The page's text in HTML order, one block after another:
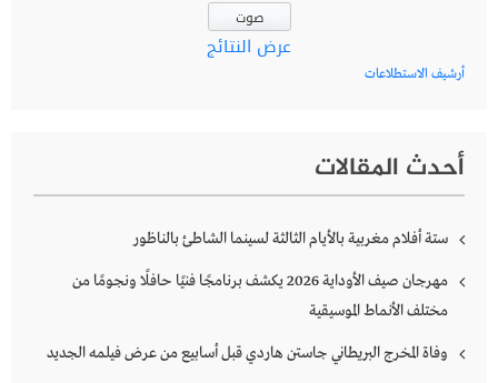
عرض النتائج
أرشيف الاستطلاعات
أحدث المقالات
ستة أفلام مغربية بالأيام الثالثة لسينما الشاطئ بالناظور
مهرجان صيف الأوداية 2026 يكشف برنامجًا فنيًا حافلًا ونجومًا من
مختلف الأنماط الموسيقية
وفاة المخرج البريطاني جاستن هاردي قبل أسابيع من عرض فيلمه الجديد